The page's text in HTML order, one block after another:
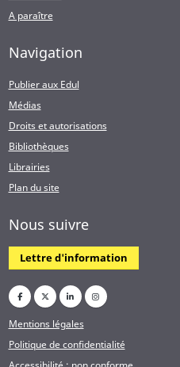
A paraître
Navigation
Publier aux Edul
Médias
Droits et autorisations
Bibliothèques
Librairies
Plan du site
Nous suivre
Lettre d'information
Mentions légales
Politique de confidentialité